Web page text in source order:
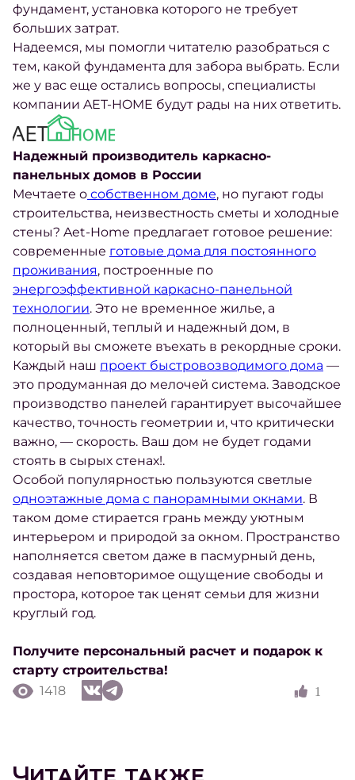
фундамент, установка которого не требует
больших затрат.
Надеемся, мы помогли читателю разобраться с
тем, какой фундамента для забора выбрать. Если
же у вас еще остались вопросы, специалисты
компании AET-HOME будут рады на них ответить.
Надежный производитель каркасно-
панельных домов в России
Мечтаете о собственном доме, но пугают годы
строительства, неизвестность сметы и холодные
стены? Aet-Home предлагает готовое решение:
современные готовые дома для постоянного
проживания, построенные по
энергоэффективной каркасно-панельной
технологии. Это не временное жилье, а
полноценный, теплый и надежный дом, в
который вы сможете въехать в рекордные сроки.
Каждый наш проект быстровозводимого дома —
это продуманная до мелочей система. Заводское
производство панелей гарантирует высочайшее
качество, точность геометрии и, что критически
важно, — скорость. Ваш дом не будет годами
стоять в сырых стенах!.
Особой популярностью пользуются светлые
одноэтажные дома с панорамными окнами. В
таком доме стирается грань между уютным
интерьером и природой за окном. Пространство
наполняется светом даже в пасмурный день,
создавая неповторимое ощущение свободы и
простора, которое так ценят семьи для жизни
круглый год.
Получите персональный расчет и подарок к
старту строительства!
1418
1
Читайте также